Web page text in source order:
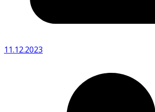
11.12.2023